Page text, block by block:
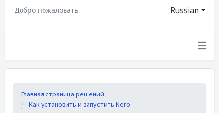
Russian
Добро пожаловать
Главная страница решений
Как установить и запустить Nero